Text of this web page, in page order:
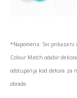
*Napomena: Svi prikazani
Colour Match odabir
odstupanja kod dekora za
obrade.